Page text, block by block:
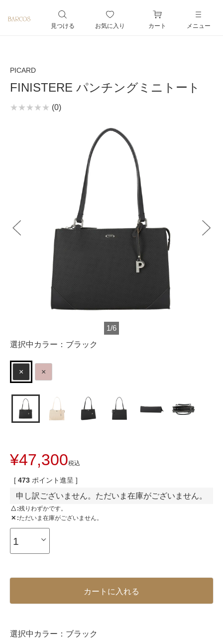
見つける お気に入り カート メニュー
PICARD
FINISTERE パンチングミニトート
(0)
1/6
選択中カラー： ブラック
× ×
¥47,300税込
[ 473 ポイント進呈 ]
申し訳ございません。ただいま在庫がございません。
△ 残りわずかです。
✕ ただいま在庫がございません。
カートに入れる
選択中カラー： ブラック